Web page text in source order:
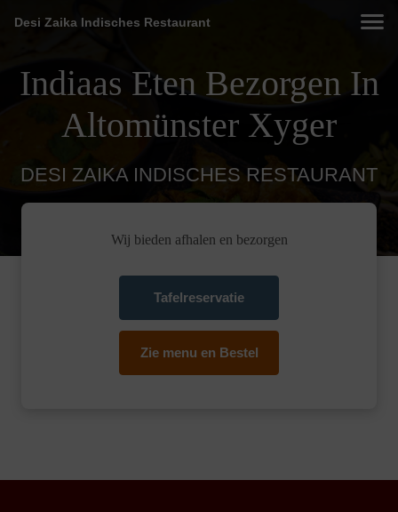
Desi Zaika Indisches Restaurant
Indiaas Eten Bezorgen In
Altomünster Xyger
DESI ZAIKA INDISCHES RESTAURANT
Wij bieden afhalen en bezorgen
Tafelreservatie
Zie menu en Bestel